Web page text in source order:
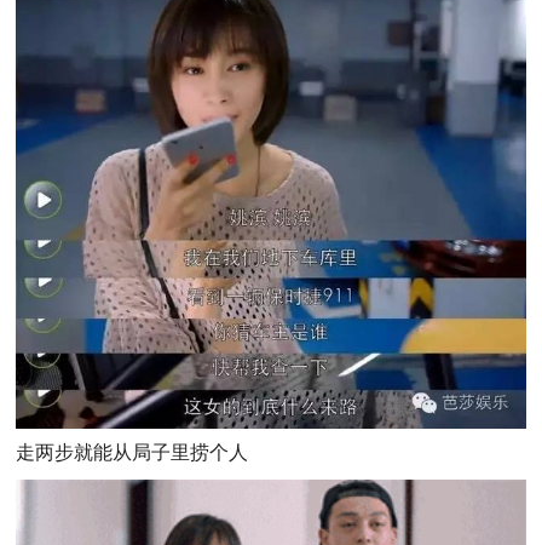
走两步就能从局子里捞个人